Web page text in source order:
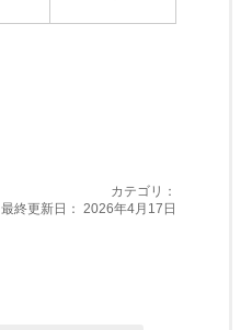
カテゴリ：
最終更新日： 2026年4月17日